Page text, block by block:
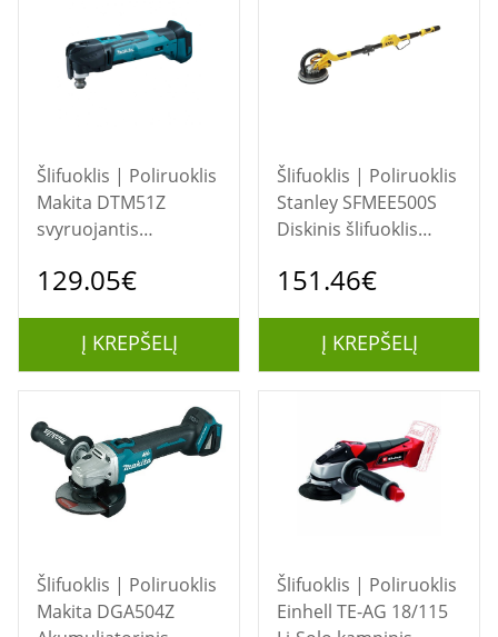
Šlifuoklis | Poliruoklis
Makita DTM51Z
svyruojantis
įrankis 20000 aps/min
129.05€
Į KREPŠELĮ
Šlifuoklis | Poliruoklis
Stanley SFMEE500S
Diskinis šlifuoklis
151.46€
Į KREPŠELĮ
Šlifuoklis | Poliruoklis
Makita DGA504Z
Šlifuoklis | Poliruoklis
Einhell TE-AG 18/115